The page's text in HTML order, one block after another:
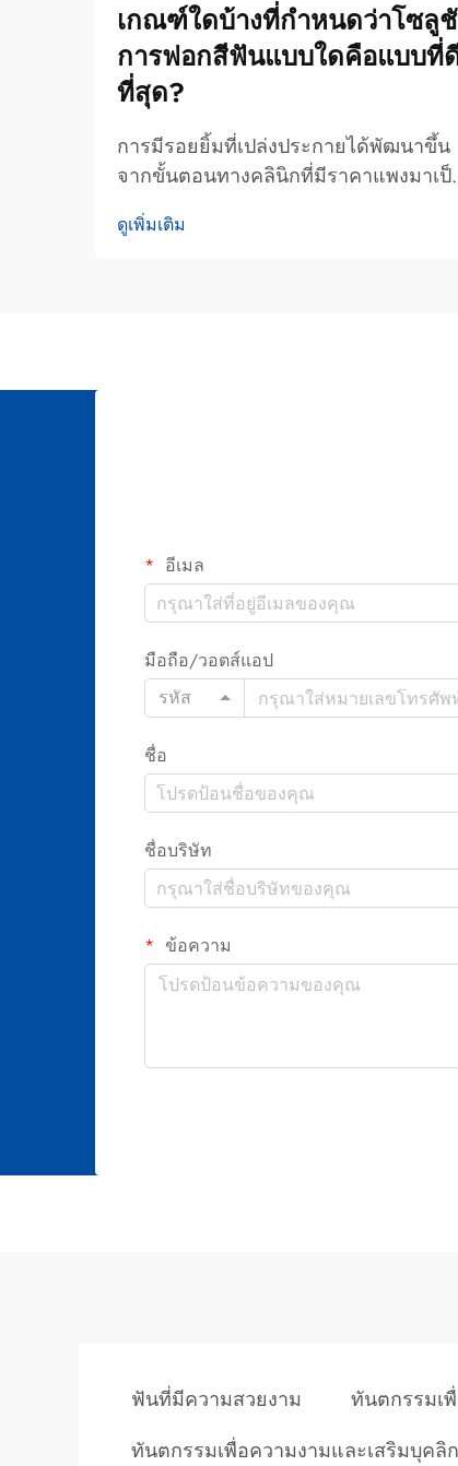
เกณฑ์ใดบ้างที่กำหนดว่าโซลู
การฟอกสีฟันแบบใดคือแบบที่
ที่สุด?
การมีรอยยิ้มที่เปล่งประกายได้พัฒนาขึ้น
จากขั้นตอนทางคลินิกที่มีราคาแพงมาเป็
กิจวัตรประจำวันในการดูแลสุขภาพช่อง
ปาก ขณะที่ผู้บริโภคกำลังค้นหาโซลูชันกา
ดูเพิ่มเติม
อีเมล
มือถือ/วอตส์แอป
รหัส
ชื่อ
ชื่อบริษัท
ข้อความ
ฟันที่มีความสวยงาม ทันตกรรมเ
ทันตกรรมเพื่อความงามและเสริมบุคลิ